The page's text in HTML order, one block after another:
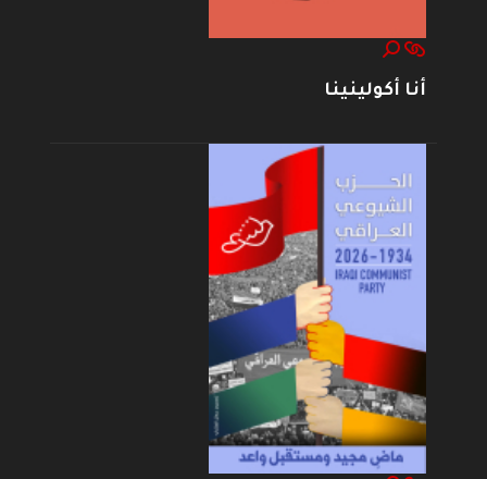
أنا أكولينينا